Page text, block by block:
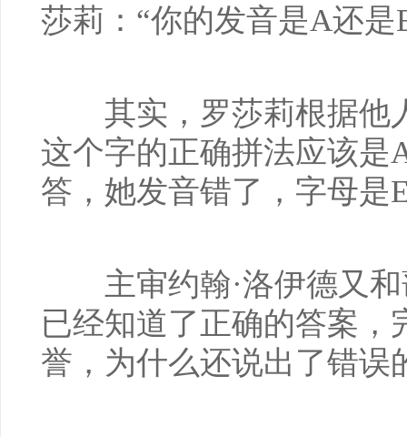
莎莉：“你的发音是A还是
其实，罗莎莉根据他
这个字的正确拼法应该是
答，她发音错了，字母是
主审约翰·洛伊德又和
已经知道了正确的答案，
誉，为什么还说出了错误